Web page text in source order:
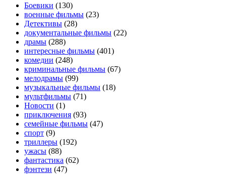
Боевики (130)
военные фильмы (23)
Детективы (28)
документальные фильмы (22)
драмы (288)
интересные фильмы (401)
комедии (248)
криминальные фильмы (67)
мелодрамы (99)
музыкальные фильмы (18)
мультфильмы (71)
Новости (1)
приключения (93)
семейные фильмы (47)
спорт (9)
триллеры (192)
ужасы (88)
фантастика (62)
фэнтези (47)